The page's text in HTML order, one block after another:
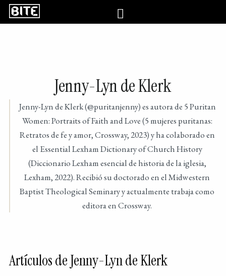
Jenny-Lyn de Klerk
Jenny-Lyn de Klerk (@puritanjenny) es autora de 5 Puritan
Women: Portraits of Faith and Love (5 mujeres puritanas:
Retratos de fe y amor, Crossway, 2023) y ha colaborado en
el Essential Lexham Dictionary of Church History
(Diccionario Lexham esencial de historia de la iglesia,
Lexham, 2022). Recibió su doctorado en el Midwestern
Baptist Theological Seminary y actualmente trabaja como
editora en Crossway.
Artículos de Jenny-Lyn de Klerk